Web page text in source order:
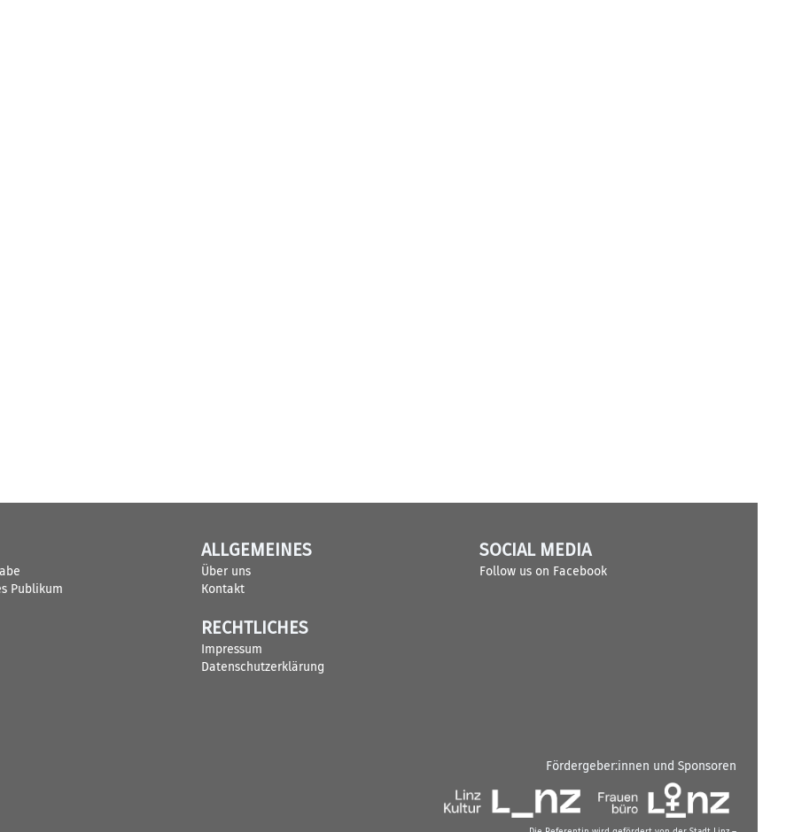
Publikum
ALLGEMEINES
Über uns
Kontakt
RECHTLICHES
Impressum
Datenschutzerklärung
SOCIAL MEDIA
Follow us on Facebook
Fördergeber:innen und Sponsoren